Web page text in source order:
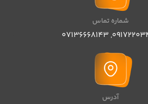
شماره تماس
,
07136668143
آدرس